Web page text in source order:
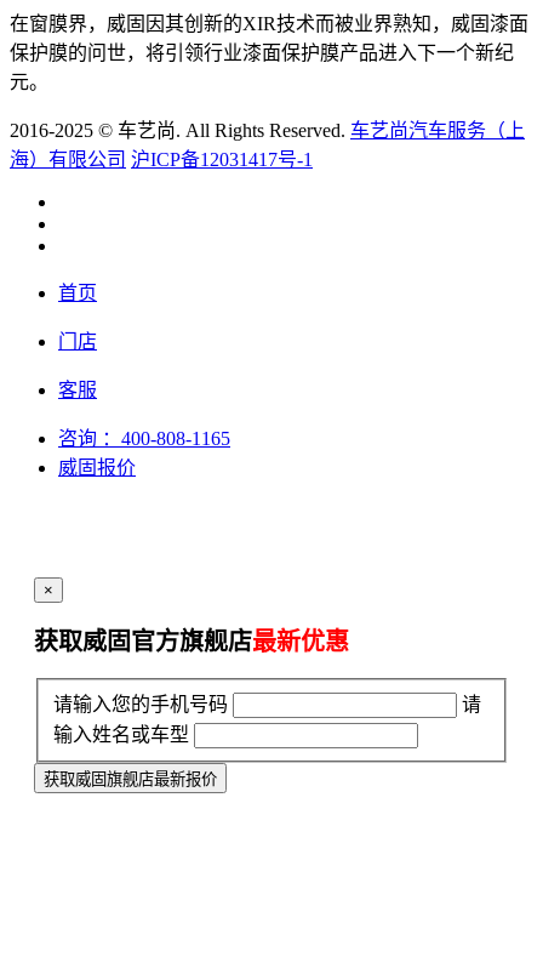
在窗膜界，威固因其创新的XIR技术而被业界熟知，威固漆面
保护膜的问世，将引领行业漆面保护膜产品进入下一个新纪
元。
2016-2025 © 车艺尚. All Rights Reserved. 车艺尚汽车服务（上
海）有限公司 沪ICP备12031417号-1
首页
门店
客服
咨询 ：400-808-1165
威固报价
×
获取威固官方旗舰店最新优惠
请输入您的手机号码
请
输入姓名或车型
获取威固旗舰店最新报价